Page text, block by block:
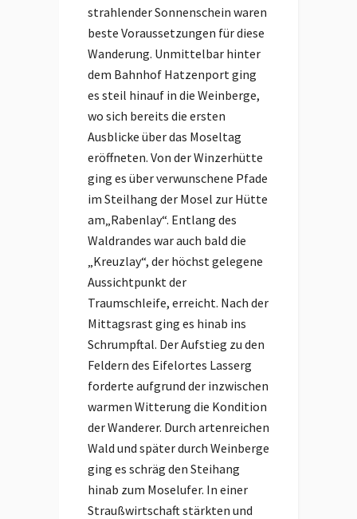
strahlender Sonnenschein waren
beste Voraussetzungen für diese
Wanderung. Unmittelbar hinter
dem Bahnhof Hatzenport ging
es steil hinauf in die Weinberge,
wo sich bereits die ersten
Ausblicke über das Moseltag
eröffneten. Von der Winzerhütte
ging es über verwunschene Pfade
im Steilhang der Mosel zur Hütte
am„Rabenlay“. Entlang des
Waldrandes war auch bald die
„Kreuzlay“, der höchst gelegene
Aussichtpunkt der
Traumschleife, erreicht. Nach der
Mittagsrast ging es hinab ins
Schrumpftal. Der Aufstieg zu den
Feldern des Eifelortes Lasserg
forderte aufgrund der inzwischen
warmen Witterung die Kondition
der Wanderer. Durch artenreichen
Wald und später durch Weinberge
ging es schräg den Steihang
hinab zum Moselufer. In einer
Straußwirtschaft stärkten und